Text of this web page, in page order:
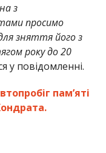
з
просимо
зняття його з
року до 20
у повідомленні.
пам’яті